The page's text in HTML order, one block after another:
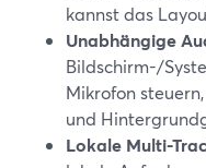
kannst das
Unabhängige
Bildschirm-/
Mikrofon
und
Lokale Multi-